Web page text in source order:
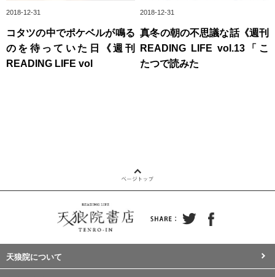
2018-12-31
コタツの中でポケベルが鳴る
のを待っていた日《週刊
READING LIFE vol
2018-12-31
真冬の朝の不思議な話《週刊
READING LIFE vol.13「こ
たつで読みた
天狼院について